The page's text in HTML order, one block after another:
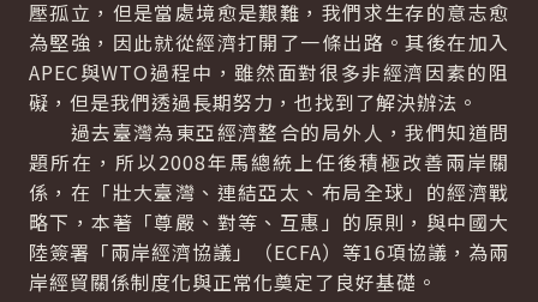
壓孤立，但是當處境愈是艱難，我們求生存的意志愈
為堅強，因此就從經濟打開了一條出路。其後在加入
APEC與WTO過程中，雖然面對很多非經濟因素的阻
礙，但是我們透過長期努力，也找到了解決辦法。
過去臺灣為東亞經濟整合的局外人，我們知道問
題所在，所以2008年馬總統上任後積極改善兩岸關
係，在「壯大臺灣、連結亞太、布局全球」的經濟戰
略下，本著「尊嚴、對等、互惠」的原則，與中國大
陸簽署「兩岸經濟協議」（ECFA）等16項協議，為兩
岸經貿關係制度化與正常化奠定了良好基礎。